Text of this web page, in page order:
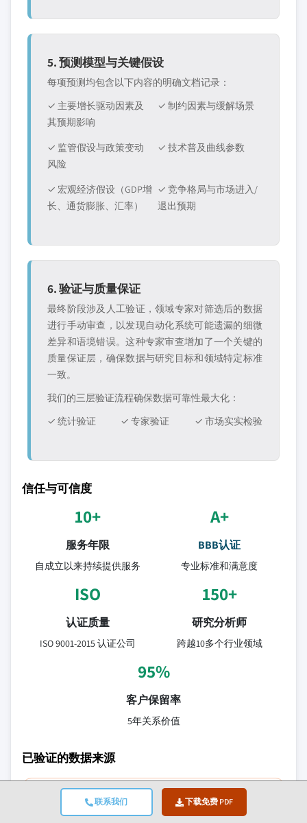
联系我们 下载免费 PDF
5. 预测模型与关键假设
每项预测均包含以下内容的明确文档记录：
✓ 主要增长驱动因素及
其预期影响
✓ 制约因素与缓解场景
✓ 监管假设与政策变动
风险
✓ 技术普及曲线参数
✓ 宏观经济假设（GDP增
长、通货膨胀、汇率）
✓ 竞争格局与市场进入/
退出预期
6. 验证与质量保证
最终阶段涉及人工验证，领域专家对筛选后的数据
进行手动审查，以发现自动化系统可能遗漏的细微
差异和语境错误。这种专家审查增加了一个关键的
质量保证层，确保数据与研究目标和领域特定标准
一致。
我们的三层验证流程确保数据可靠性最大化：
✓ 统计验证
✓ 专家验证 ✓ 市场实实检验
信任与可信度
10+
服务年限
自成立以来持续提供服务
A+
BBB认证
专业标准和满意度
ISO
认证质量
ISO 9001-2015 认证公司
150+
研究分析师
跨越10多个行业领域
95%
客户保留率
5年关系价值
已验证的数据来源
贸易出版物
安全与国防行业期刊及贸易媒体